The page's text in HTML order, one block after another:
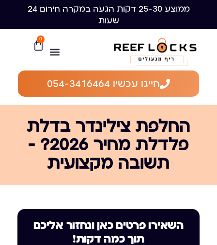
ממוצע 25-30 דקות הגעה במקרה חירום 24
שעות
0
חייגו עכשיו 054-3416464
החלפת צילינדר בדלת
פלדלת מחיר 2026? —
תשובה מקצועית
השאירו פרטים כאן ונחזור אליכם
תוך כמה דקות!